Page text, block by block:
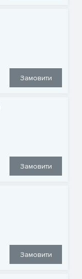
Замовити
Замовити
Замовити